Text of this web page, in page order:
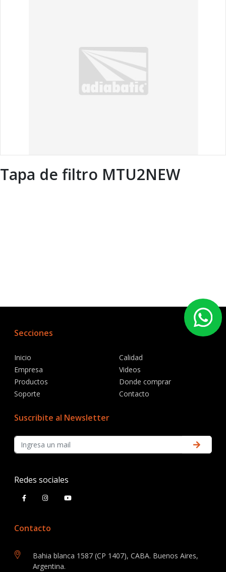
Tapa de filtro MTU2NEW
Secciones
Inicio
Empresa
Productos
Soporte
Calidad
Videos
Donde comprar
Contacto
Suscribite al Newsletter
Redes sociales
Contacto
Bahia blanca 1587 (CP 1407), CABA. Buenos Aires,
Argentina.